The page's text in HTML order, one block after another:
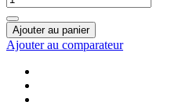
Ajouter au panier
Ajouter au comparateur